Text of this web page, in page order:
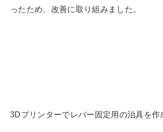
ったため、改善に取り組みました。
3Dプリンターでレバー固定用の治具を作